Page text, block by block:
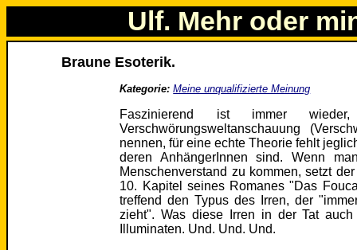
Ulf. Mehr oder
Braune Esoterik.
Kategorie: Meine unqualifizierte Meinung
Faszinierend ist immer
Verschwörungsweltanschauung
nennen, für eine echte Theorie fehlt
deren AnhängerInnen sind. Wenn
Menschenverstand zu kommen, setzt
10. Kapitel seines Romanes "Das
treffend den Typus des Irren, der
zieht". Was diese Irren in der Tat
Illuminaten. Und. Und. Und.